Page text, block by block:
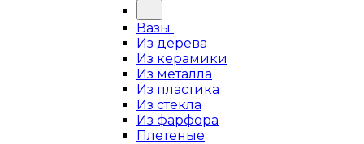
Вазы
Из дерева
Из керамики
Из металла
Из пластика
Из стекла
Из фарфора
Плетеные